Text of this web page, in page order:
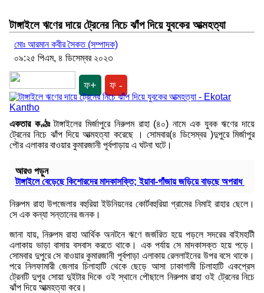
টাঙ্গাইলে ঋণের দায়ে ট্রেনের নিচে ঝাঁপ দিয়ে যুবকের আত্মহত্যা
মোঃ আরমান কবীর সৈকত (সম্পাদক)
০৯:২৫ পিএম, ৪ ডিসেম্বর ২০২৩
ফ+ ফ -
একতার কণ্ঠঃটাঙ্গাইলের মির্জাপুরে নিরুপম রাহা (৪০) নামে এক যুবক ঋণের দায়ে
ট্রেনের নিচে ঝাঁপ দিয়ে আত্মহত্যা করেছে । সোমবার(৪ ডিসেম্বর )দুপুরে মির্জাপুর
পৌর এলাকার বাওয়ার কুমারজানী পূর্বপাড়ায় এ ঘটনা ঘটে।
আরও পড়ুন
টাঙ্গাইলে বেড়েছে কিশোরদের মাদকাসক্তি; ইয়াবা-গাঁজায় জড়িয়ে বাড়ছে অপরাধ
নিরুপম রাহা উপজেলার বহুরিয়া ইউনিয়নের কোর্টবহুরিয়া গ্রামের নিমাই রাহার ছেলে।
সে এক কন্যা সন্তানের জনক।
জানা যায়, নিরুপম রাহা আর্থিক অনটনে ঋণে জর্জরিত হয়ে পড়লে সদরের বাইমহাটী
এলাকায় ভাড়া বাসায় বসবাস করতে থাকে। এক পর্যায় সে মাদকাসক্ত হয়ে পড়ে।
সোমবার দুপুরে সে বাওয়ার কুমারজানী পূর্বপাড়া এলাকায় রেললাইনের উপর বসে থাকে।
পরে নিলফামারী জেলার চিলাহাটি থেকে ছেড়ে আসা ঢাকাগামী চিলাহাটি একপ্রেস
ট্রেনটি দুপুর সোয়া দুইটার দিকে ওই স্থানে পৌছালে নিরুপম রাহা ওই ট্রেনের নিচে
ঝাঁপ দিয়ে আত্মহত্যা করে।